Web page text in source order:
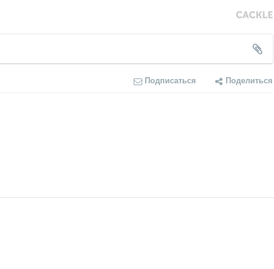
Подписаться Поделиться